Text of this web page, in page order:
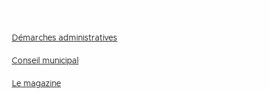
Démarches administratives
Conseil municipal
Le magazine